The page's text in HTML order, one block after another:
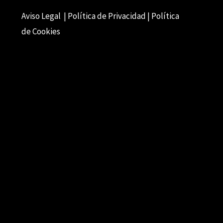
Aviso Legal | Política de Privacidad | Política
de Cookies